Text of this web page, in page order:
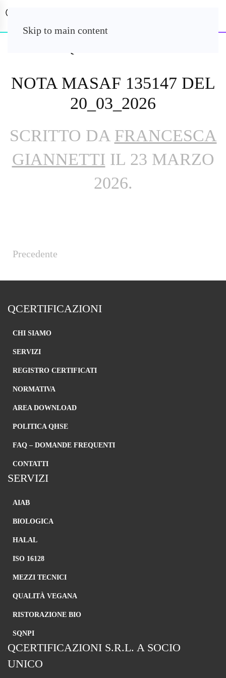
Skip to main content
NOTA MASAF 135147 DEL
20_03_2026
SCRITTO DA FRANCESCA
GIANNETTI IL 23 MARZO
2026.
Precedente
QCERTIFICAZIONI
CHI SIAMO
SERVIZI
REGISTRO CERTIFICATI
NORMATIVA
AREA DOWNLOAD
POLITICA QHSE
FAQ – DOMANDE FREQUENTI
CONTATTI
SERVIZI
AIAB
BIOLOGICA
HALAL
ISO 16128
MEZZI TECNICI
QUALITÀ VEGANA
RISTORAZIONE BIO
SQNPI
QCERTIFICAZIONI S.R.L. A SOCIO
UNICO
Necessari
sono
necessari per il
funzionamento
corretta
servizi
nonché per
il tuo consenso
categorie di
cookie. È
possibile
modificando